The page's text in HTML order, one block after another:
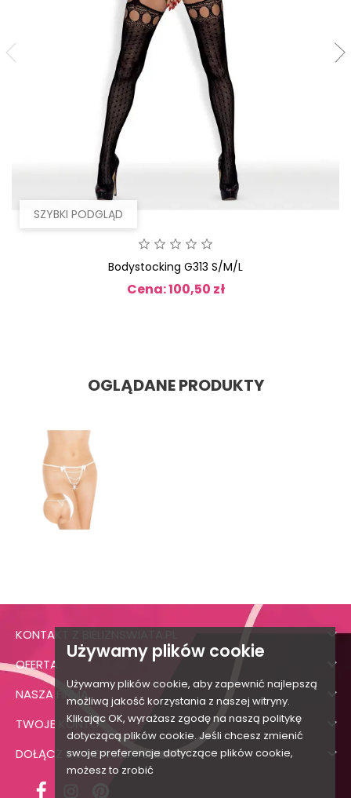
Używamy plików cookie
Używamy plików cookie, aby zapewnić najlepszą
możliwą jakość korzystania z naszej witryny.
Klikając OK, wyrażasz zgodę na naszą politykę
dotyczącą plików cookie. Jeśli chcesz zmienić
swoje preferencje dotyczące plików cookie,
możesz to zrobić
SZYBKI PODGLĄD
Bodystocking G313 S/M/L
Cena: 100,50 zł
OGLĄDANE PRODUKTY
KONTAKT Z BIELIZNSWIATA.PL 
OFERTA 
NASZA FIRMA 
TWOJE KONTO 
DOŁĄCZ DO NEWSLETTERA 